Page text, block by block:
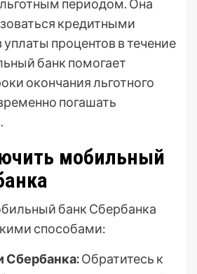
периодом. Она
кредитными
процентов в течение
банк помогает
окончания льготного
погашать
мобильный
банк Сбербанка
способами:
Сбербанка:Обратитесь к